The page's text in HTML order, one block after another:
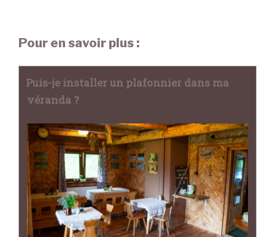
Pour en savoir plus :
Puis-je installer un plafonnier dans ma
véranda ?